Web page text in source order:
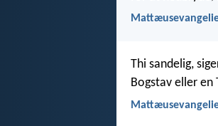
Thi sandelig,
Bogstav eller en